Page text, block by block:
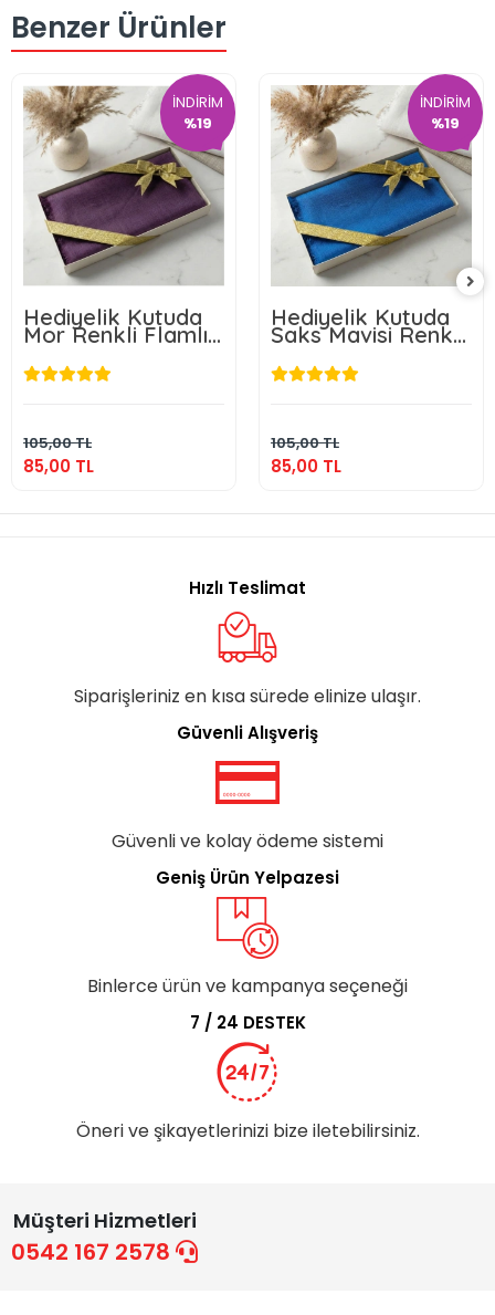
Benzer Ürünler
İNDİRİM
%19
Hediyelik Kutuda
Mor Renkli Flamlı
Pamuk Eşarp
105,00 TL
85,00 TL
85,00 TL
İNDİRİM
%19
Hediyelik Kutuda
Saks Mavisi Renkli
Flamlı Pamuk
Eşarp
105,00 TL
85,00 TL
85,00 TL
Hızlı Teslimat
Siparişleriniz en kısa sürede elinize ulaşır.
Güvenli Alışveriş
Güvenli ve kolay ödeme sistemi
Geniş Ürün Yelpazesi
Binlerce ürün ve kampanya seçeneği
7 / 24 DESTEK
Öneri ve şikayetlerinizi bize iletebilirsiniz.
Müşteri Hizmetleri
0542 167 2578